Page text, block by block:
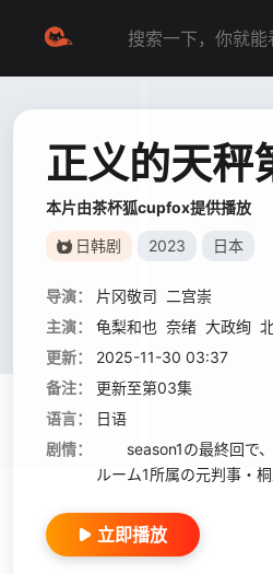
正义的天秤
本片由茶杯狐cupfox提供播放
日韩剧 2023 日本
导演： 片冈敬司
二宫崇
主演：
龟梨和也 奈绪 大政绚
更新：
2025-11-30 03:37
备注：
更新至第03集
语言：
日语
剧情：
season1の最終回で、
ルーム1所属の元判事・
立即播放